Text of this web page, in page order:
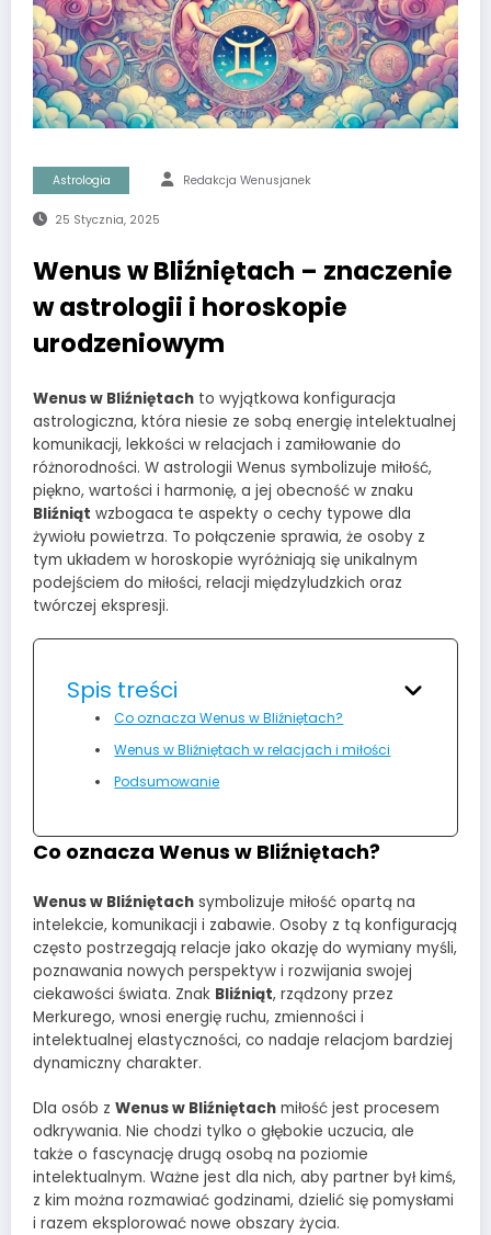
Astrologia Redakcja Wenusjanek
25 Stycznia, 2025
Wenus w Bliźniętach – znaczenie
w astrologii i horoskopie
urodzeniowym
Wenus w Bliźniętach to wyjątkowa konfiguracja
astrologiczna, która niesie ze sobą energię intelektualnej
komunikacji, lekkości w relacjach i zamiłowanie do
różnorodności. W astrologii Wenus symbolizuje miłość,
piękno, wartości i harmonię, a jej obecność w znaku
Bliźniąt wzbogaca te aspekty o cechy typowe dla
żywiołu powietrza. To połączenie sprawia, że osoby z
tym układem w horoskopie wyróżniają się unikalnym
podejściem do miłości, relacji międzyludzkich oraz
twórczej ekspresji.
Spis treści
Co oznacza Wenus w Bliźniętach?
Wenus w Bliźniętach w relacjach i miłości
Podsumowanie
Co oznacza Wenus w Bliźniętach?
Wenus w Bliźniętach symbolizuje miłość opartą na
intelekcie, komunikacji i zabawie. Osoby z tą konfiguracją
często postrzegają relacje jako okazję do wymiany myśli,
poznawania nowych perspektyw i rozwijania swojej
ciekawości świata. Znak Bliźniąt, rządzony przez
Merkurego, wnosi energię ruchu, zmienności i
intelektualnej elastyczności, co nadaje relacjom bardziej
dynamiczny charakter.
Dla osób z Wenus w Bliźniętach miłość jest procesem
odkrywania. Nie chodzi tylko o głębokie uczucia, ale
także o fascynację drugą osobą na poziomie
intelektualnym. Ważne jest dla nich, aby partner był kimś,
z kim można rozmawiać godzinami, dzielić się pomysłami
i razem eksplorować nowe obszary życia.